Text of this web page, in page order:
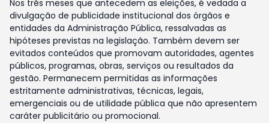
Nos três meses que antecedem as eleições, é vedada a
divulgação de publicidade institucional dos órgãos e
entidades da Administração Pública, ressalvadas as
hipóteses previstas na legislação. Também devem ser
evitados conteúdos que promovam autoridades, agentes
públicos, programas, obras, serviços ou resultados da
gestão. Permanecem permitidas as informações
estritamente administrativas, técnicas, legais,
emergenciais ou de utilidade pública que não apresentem
caráter publicitário ou promocional.